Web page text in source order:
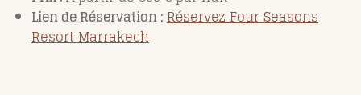
Lien de Réservation :Réservez Four Seasons
Resort Marrakech